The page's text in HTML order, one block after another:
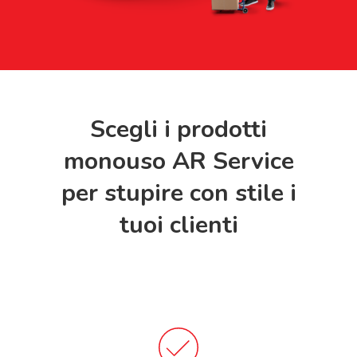
Scegli i prodotti
monouso AR Service
per stupire con stile i
tuoi clienti